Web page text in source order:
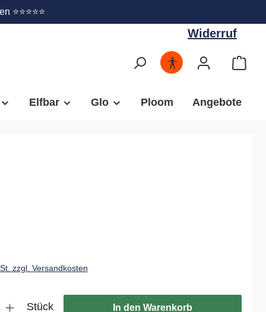
Widerruf
Elfbar Glo Ploom Angebote
zzgl. Versandkosten
Stück In den Warenkorb